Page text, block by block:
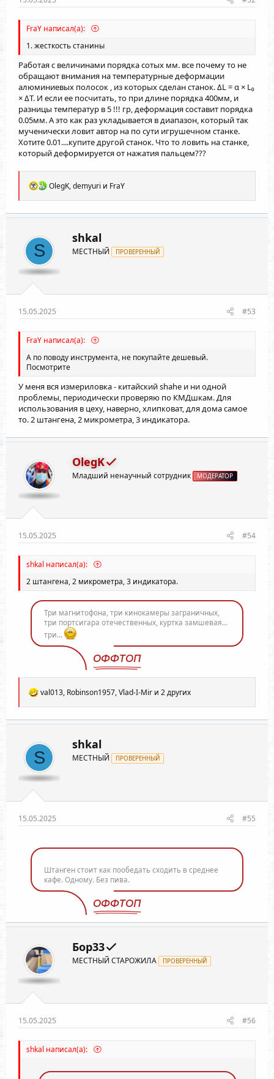
FraY написал(а):
1. жесткость станины
Работая с величинами порядка сотых мм. все почему то не
обращают внимания на температурные деформации
алюминиевых полосок , из которых сделан станок. ΔL = α × L₀
× ΔT. И если ее посчитать, то при длине порядка 400мм, и
разницы температур в 5 !!! гр, деформация составит порядка
0.05мм. А это как раз укладывается в диапазон, который так
мученически ловит автор на по сути игрушечном станке.
Хотите 0.01....купите другой станок. Что то ловить на станке,
который деформируется от нажатия пальцем???
Р
а
к
и
OlegK,demyuri и FraY
S
shkal
МЕСТНЫЙ ПРОВЕРЕННЫЙ
15.05.2025 #53
FraY написал(а):
А по поводу инструмента, не покупайте дешевый.
Посмотрите
У меня вся измериловка - китайский shahe и ни одной
проблемы, периодически проверяю по КМДшкам. Для
использования в цеху, наверно, хлипковат, для дома самое
то. 2 штангена, 2 микрометра, 3 индикатора.
OlegK
Младший ненаучный сотрудник МОДЕРАТОР
15.05.2025 #54
shkal написал(а):
2 штангена, 2 микрометра, 3 индикатора.
Три магнитофона, три кинокамеры заграничных,
три портсигара отечественных, куртка замшевая...
три...
ОФФТОП
Р
а
к
и
и
:
val013, Robinson1957,Vlad-I-Mir и 2 других
S
shkal
МЕСТНЫЙ ПРОВЕРЕННЫЙ
15.05.2025 #55
Штанген стоит как пообедать сходить в среднее
кафе. Одному. Без пива.
ОФФТОП
Бор33
МЕСТНЫЙ СТАРОЖИЛА ПРОВЕРЕННЫЙ
15.05.2025 #56
shkal написал(а):